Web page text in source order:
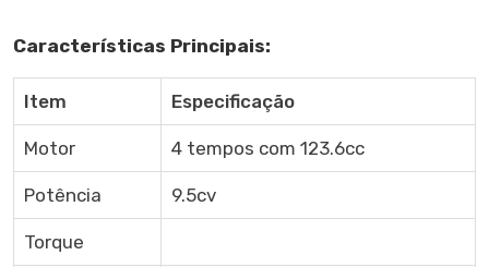
Características Principais:
Item Especificação
Motor 4 tempos com 123.6cc
Potência 9.5cv
Torque